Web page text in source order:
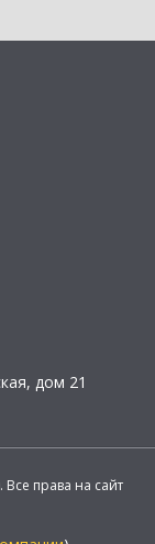
дом 21
права на сайт